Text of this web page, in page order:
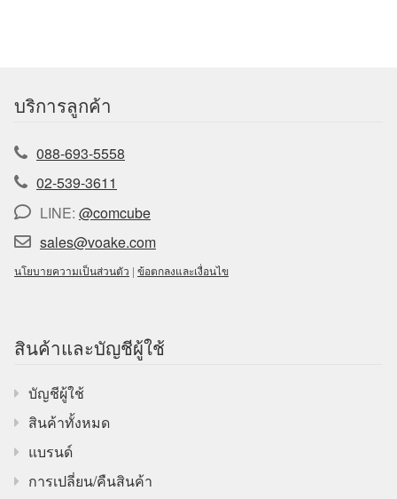
บริการลูกค้า
088-693-5558
02-539-3611
LINE: @comcube
sales@voake.com
นโยบายความเป็นส่วนตัว | ข้อตกลงและเงื่อนไข
สินค้าและบัญชีผู้ใช้
บัญชีผู้ใช้
สินค้าทั้งหมด
แบรนด์
การเปลี่ยน/คืนสินค้า